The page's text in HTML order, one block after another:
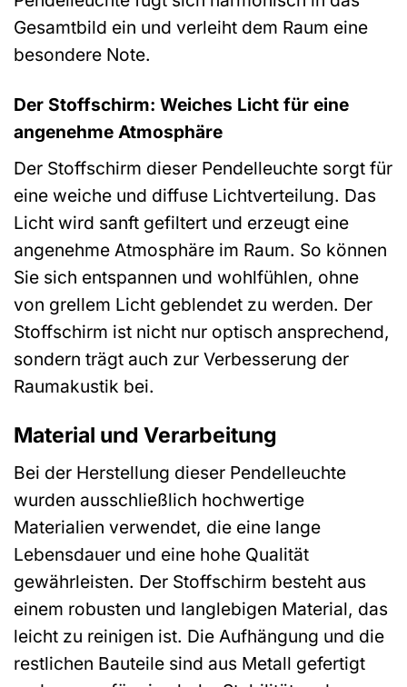
Gesamtbild ein und verleiht dem Raum eine
besondere Note.
Der Stoffschirm: Weiches Licht für eine
angenehme Atmosphäre
Der Stoffschirm dieser Pendelleuchte sorgt für
eine weiche und diffuse Lichtverteilung. Das
Licht wird sanft gefiltert und erzeugt eine
angenehme Atmosphäre im Raum. So können
Sie sich entspannen und wohlfühlen, ohne
von grellem Licht geblendet zu werden. Der
Stoffschirm ist nicht nur optisch ansprechend,
sondern trägt auch zur Verbesserung der
Raumakustik bei.
Material und Verarbeitung
Bei der Herstellung dieser Pendelleuchte
wurden ausschließlich hochwertige
Materialien verwendet, die eine lange
Lebensdauer und eine hohe Qualität
gewährleisten. Der Stoffschirm besteht aus
einem robusten und langlebigen Material, das
leicht zu reinigen ist. Die Aufhängung und die
restlichen Bauteile sind aus Metall gefertigt